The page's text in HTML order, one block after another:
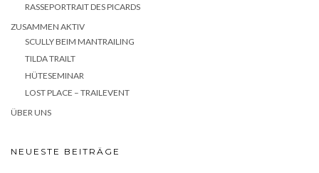
RASSEPORTRAIT DES PICARDS
ZUSAMMEN AKTIV
SCULLY BEIM MANTRAILING
TILDA TRAILT
HÜTESEMINAR
LOST PLACE – TRAILEVENT
ÜBER UNS
NEUESTE BEITRÄGE